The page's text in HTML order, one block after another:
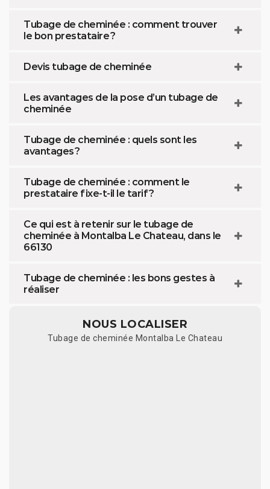
Tubage de cheminée : comment trouver
le bon prestataire ?
Devis tubage de cheminée
Les avantages de la pose d’un tubage de
cheminée
Tubage de cheminée : quels sont les
avantages ?
Tubage de cheminée : comment le
prestataire fixe-t-il le tarif ?
Ce qui est à retenir sur le tubage de
cheminée à Montalba Le Chateau, dans le
66130
Tubage de cheminée : les bons gestes à
réaliser
NOUS LOCALISER
Tubage de cheminée Montalba Le Chateau